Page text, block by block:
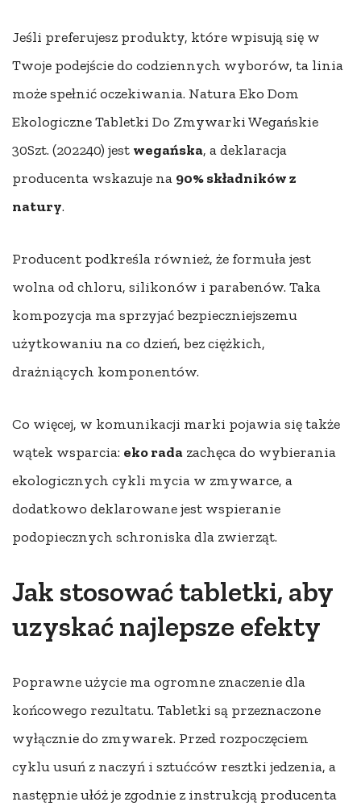
Jeśli preferujesz produkty, które wpisują się w
Twoje podejście do codziennych wyborów, ta linia
może spełnić oczekiwania. Natura Eko Dom
Ekologiczne Tabletki Do Zmywarki Wegańskie
30Szt. (202240) jest wegańska, a deklaracja
producenta wskazuje na 90% składników z
natury.
Producent podkreśla również, że formuła jest
wolna od chloru, silikonów i parabenów. Taka
kompozycja ma sprzyjać bezpieczniejszemu
użytkowaniu na co dzień, bez ciężkich,
drażniących komponentów.
Co więcej, w komunikacji marki pojawia się także
wątek wsparcia: eko rada zachęca do wybierania
ekologicznych cykli mycia w zmywarce, a
dodatkowo deklarowane jest wspieranie
podopiecznych schroniska dla zwierząt.
Jak stosować tabletki, aby
uzyskać najlepsze efekty
Poprawne użycie ma ogromne znaczenie dla
końcowego rezultatu. Tabletki są przeznaczone
wyłącznie do zmywarek. Przed rozpoczęciem
cyklu usuń z naczyń i sztućców resztki jedzenia, a
następnie ułóż je zgodnie z instrukcją producenta